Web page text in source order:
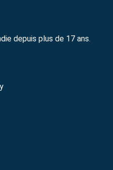
depuis plus de 17 ans.